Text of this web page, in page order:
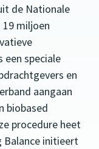
de Nationale
19 miljoen
een speciale
en
aangaan
biobased
procedure heet
Balance initieert